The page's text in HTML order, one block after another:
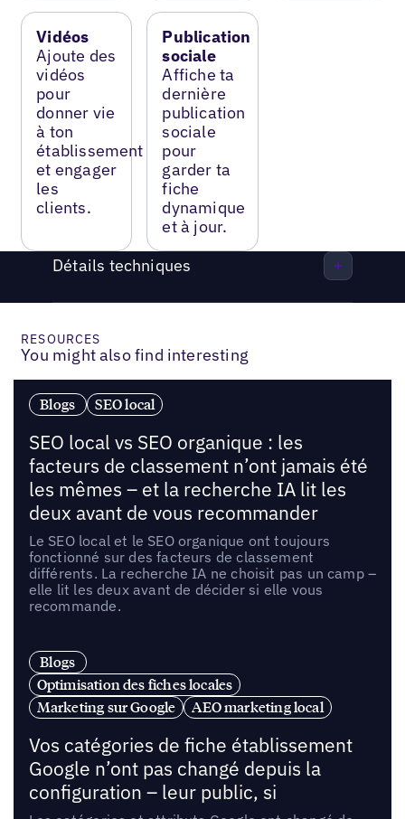
Vidéos
Ajoute des
vidéos
pour
donner vie
à ton
établissement
et engager
les
clients.
Publication
sociale
Affiche ta
dernière
publication
sociale
pour
garder ta
fiche
dynamique
et à jour.
Détails techniques
RESOURCES
You might also find interesting
Blogs SEO local
SEO local vs SEO organique : les
facteurs de classement n’ont jamais été
les mêmes – et la recherche IA lit les
deux avant de vous recommander
Le SEO local et le SEO organique ont toujours
fonctionné sur des facteurs de classement
différents. La recherche IA ne choisit pas un camp –
elle lit les deux avant de décider si elle vous
recommande.
Blogs
Optimisation des fiches locales
Marketing sur Google
AEO marketing local
Vos catégories de fiche établissement
Google n’ont pas changé depuis la
configuration – leur public, si